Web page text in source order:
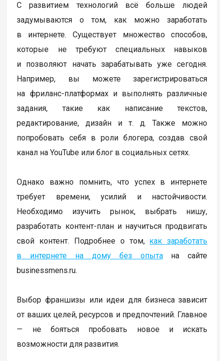
С развитием технологий всё больше людей
задумываются о том, как можно заработать
в интернете. Существует множество способов,
которые не требуют специальных навыков
и позволяют начать зарабатывать уже сегодня.
Например, вы можете зарегистрироваться
на фриланс-платформах и выполнять различные
задания, такие как написание текстов,
редактирование, дизайн и т. д. Также можно
попробовать себя в роли блогера, создав свой
канал на YouTube или блог в социальных сетях.
Однако важно помнить, что успех в интернете
требует времени, усилий и настойчивости.
Необходимо изучить рынок, выбрать нишу,
разработать контент-план и научиться продвигать
свой контент. Подробнее о том, как заработать
в интернете на дому без опытана сайте
businessmens.ru.
Выбор франшизы или идеи для бизнеса зависит
от ваших целей, ресурсов и предпочтений. Главное
— не бояться пробовать новое и искать
возможности для развития.